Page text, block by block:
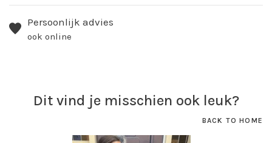
Persoonlijk advies
ook online
Dit vind je misschien ook leuk?
BACK TO HOME